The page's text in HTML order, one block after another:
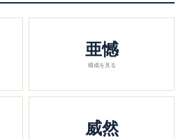
亜憾
構成を見る
威然